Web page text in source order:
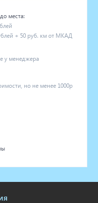
места:
+ 50 руб. км от МКАД
у менеджера
но не менее 1000р